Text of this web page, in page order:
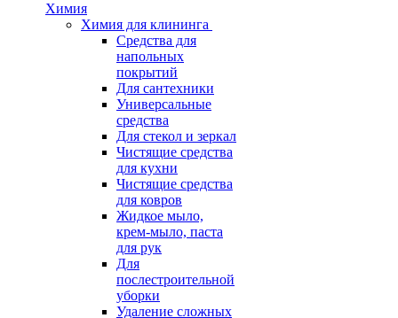
Химия
Химия для клининга
Средства для
напольных
покрытий
Для сантехники
Универсальные
средства
Для стекол и зеркал
Чистящие средства
для кухни
Чистящие средства
для ковров
Жидкое мыло,
крем-мыло, паста
для рук
Для
послестроительной
уборки
Удаление сложных